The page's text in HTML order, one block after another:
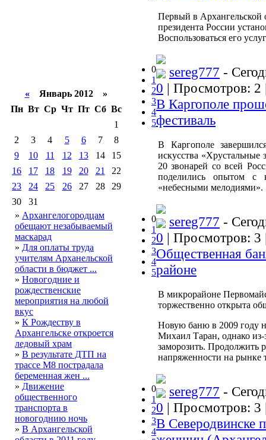
«Январь 2012 »
Пн Вт Ср Чт Пт Сб Вс
1
2
3 4 5 6 7
8
9
10 11 12 13 14
15
16
17 18 19 20 21
22
23
24 25 26 27 28
29
30
31
» Архангелогородцам
обещают незабываемый
маскарад
» Для оплаты труда
учителям Арханельской
области в бюджет ...
» Новогодние и
рождественские
мероприятия на любой
вкус
» К Рождеству в
Архангельске откроется
ледовый храм
» В результате ДТП на
трассе М8 пострадала
беременная жен ...
» Движение
общественного
транспорта в
новогоднию ночь
» В Архангельской
Первый в Архангельской
президента России
Воспользоваться его
0
1
2
3
4
5
sereg777 -
0 | Просмотров:
В Каргополе
фестиваль
В Каргополе
искусства «Хрустальные
20 звонарей со всей
поделились опытом с
«небесными мелодиями».
0
1
2
3
4
5
sereg777 -
0 | Просмотров:
Общественная
районе
В микрорайоне
торжественно открыта
Новую баню в 2009 году
Михаил Таран, однако из-
заморозить. Продолжить
напряженности на рынке
0
1
2
3
4
sereg777 -
0 | Просмотров:
В Северодвинске